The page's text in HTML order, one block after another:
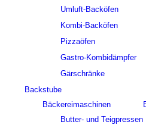
Umluft-Backöfen
Kombi-Backöfen
Pizzaöfen
Gastro-Kombidämpfer
Gärschränke
Backstube
Bäckereimaschinen
Butter- und Teigpressen